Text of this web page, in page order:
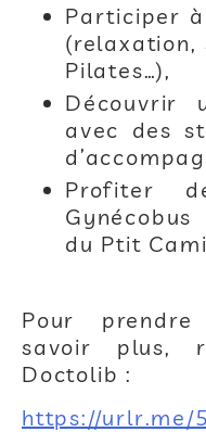
Participer
(relaxation,
Pilates…),
Découvrir
avec des
Profiter
du Ptit
Pour
savoir plus,
Doctolib :
https://urlr.me/